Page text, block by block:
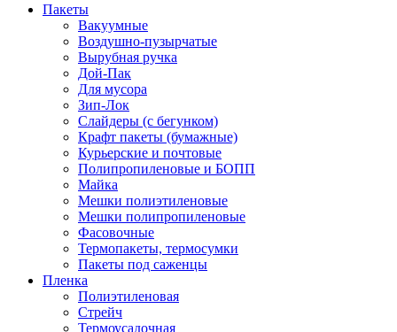
Пакеты
Вакуумные
Воздушно-пузырчатые
Вырубная ручка
Дой-Пак
Для мусора
Зип-Лок
Слайдеры (с бегунком)
Крафт пакеты (бумажные)
Курьерские и почтовые
Полипропиленовые и БОПП
Майка
Мешки полиэтиленовые
Мешки полипропиленовые
Фасовочные
Термопакеты, термосумки
Пакеты под саженцы
Пленка
Полиэтиленовая
Стрейч
Термоусадочная